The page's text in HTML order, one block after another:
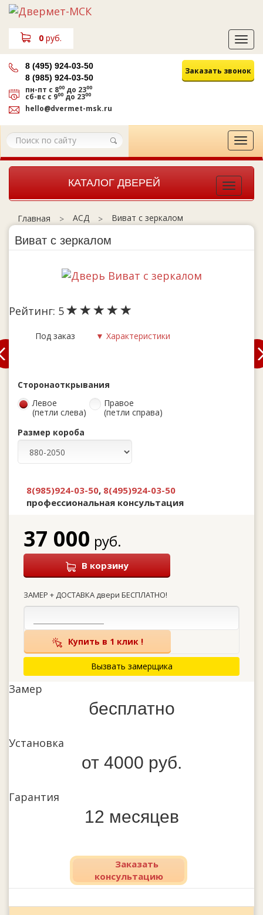
0 руб.
8 (495) 924-03-50
8 (985) 924-03-50
Заказать звонок
пн-пт с 800 до 2300
сб-вс с 900 до 2300
hello@dvermet-msk.ru
КАТАЛОГ ДВЕРЕЙ
Toggle
Главная АСД Виват с зеркалом
Виват с зеркалом
Рейтинг: 5
Под заказ ▼ Характеристики
Сторонаоткрывания
Левое
(петли слева)
Правое
(петли справа)
Размер короба
8(985)924-03-50, 8(495)924-03-50
профессиональная консультация
37 000 руб.
В корзину
ЗАМЕР + ДОСТАВКА двери БЕСПЛАТНО!
Купить в 1 клик !
Вызвать замерщика
Замер
бесплатно
Установка
от 4000 руб.
Гарантия
12 месяцев
Заказать
консультацию